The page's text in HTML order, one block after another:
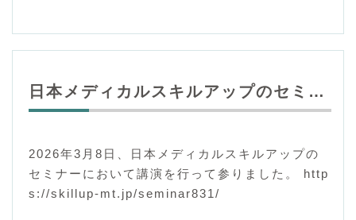
日本メディカルスキルアップのセミ…
2026年3月8日、日本メディカルスキルアップの
セミナーにおいて講演を行って参りました。 http
s://skillup-mt.jp/seminar831/